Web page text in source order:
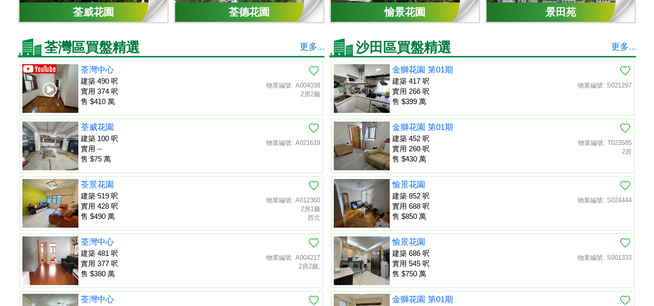
荃威花園 荃德花園 愉景花園 景田苑
荃灣區買盤精選 更多...
物業編號: A004038
2房2廳
荃灣中心
建築 490 呎
實用 374 呎
售 $410 萬
物業編號: A021619
荃威花園
建築 100 呎
實用 --
售 $75 萬
物業編號: A012360
2房1廳
西北
荃景花園
建築 519 呎
實用 428 呎
售 $490 萬
物業編號: A004217
2房2廳,
荃灣中心
建築 481 呎
實用 377 呎
售 $380 萬
荃灣中心
沙田區買盤精選 更多...
物業編號: S021297
金獅花園 第01期
建築 417 呎
實用 266 呎
售 $399 萬
物業編號: T023585
2房
金獅花園 第01期
建築 452 呎
實用 260 呎
售 $430 萬
物業編號: S024444
愉景花園
建築 852 呎
實用 688 呎
售 $850 萬
物業編號: S001333
愉景花園
建築 686 呎
實用 545 呎
售 $750 萬
金獅花園 第01期